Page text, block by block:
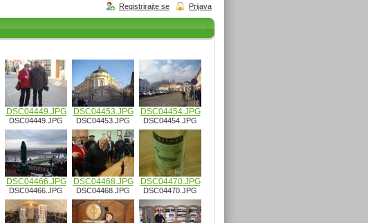
Prijava
Registrirajte se
DSC04449.JPG
DSC04449.JPG
DSC04453.JPG
DSC04453.JPG
DSC04454.JPG
DSC04454.JPG
DSC04466.JPG
DSC04466.JPG
DSC04468.JPG
DSC04468.JPG
DSC04470.JPG
DSC04470.JPG